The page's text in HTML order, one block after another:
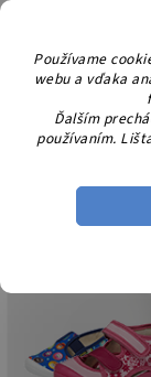
Používame
webu a vďaka
Ďalším
používaním.
Prejsť
obsah